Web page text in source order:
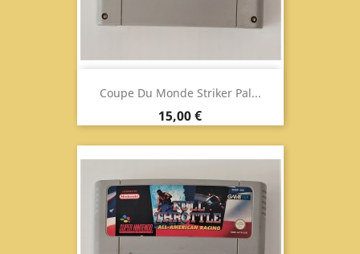
Coupe Du Monde Striker Pal...
Prix
15,00 €